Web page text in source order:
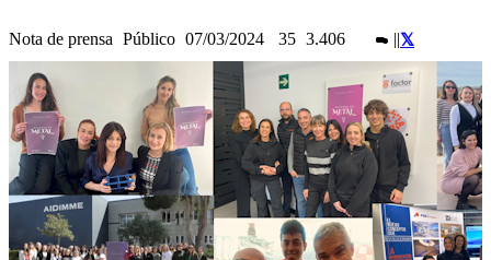
Nota de prensa Público 07/03/2024 35 3.406